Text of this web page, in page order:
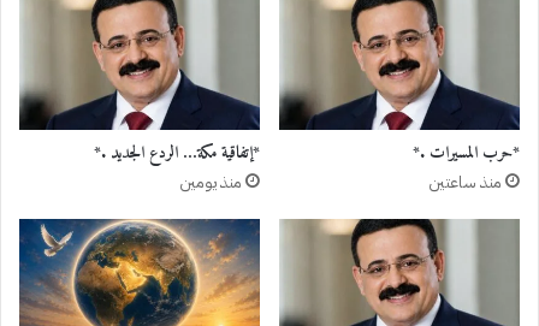
*حرب المسيرات .*
منذ ساعتين
*إتفاقية مكة… الردع الجديد .*
منذ يومين